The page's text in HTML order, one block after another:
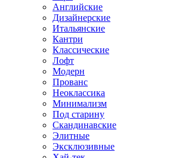
Английские
Дизайнерские
Итальянские
Кантри
Классические
Лофт
Модерн
Прованс
Неоклассика
Минимализм
Под старину
Скандинавские
Элитные
Эксклюзивные